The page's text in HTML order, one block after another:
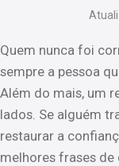
Quem nunca foi
sempre a pessoa
Além do mais, um
lados. Se alguém
restaurar a
melhores frases